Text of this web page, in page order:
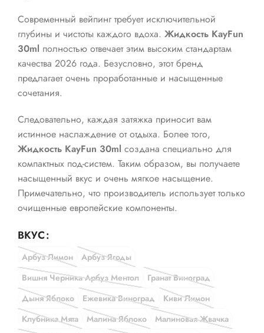
Современный вейпинг требует исключительной
глубины и чистоты каждого вдоха. Жидкость KayFun
30ml полностью отвечает этим высоким стандартам
качества 2026 года. Безусловно, этот бренд
предлагает очень проработанные и насыщенные
сочетания.
Следовательно, каждая затяжка приносит вам
истинное наслаждение от отдыха. Более того,
Жидкость KayFun 30ml создана специально для
компактных под-систем. Таким образом, вы получаете
насыщенный вкус и очень мягкое насыщение.
Примечательно, что производитель использует только
очищенные европейские компоненты.
ВКУС
Арбуз Лимон
Арбуз Ягоды
Вишня Черника Арбуз Ментол
Гранат Виноград
Дыня Яблоко
Ежевика Виноград
Киви Лимон
Клубника Мята
Малина Яблоко
Малиновая Жвачка